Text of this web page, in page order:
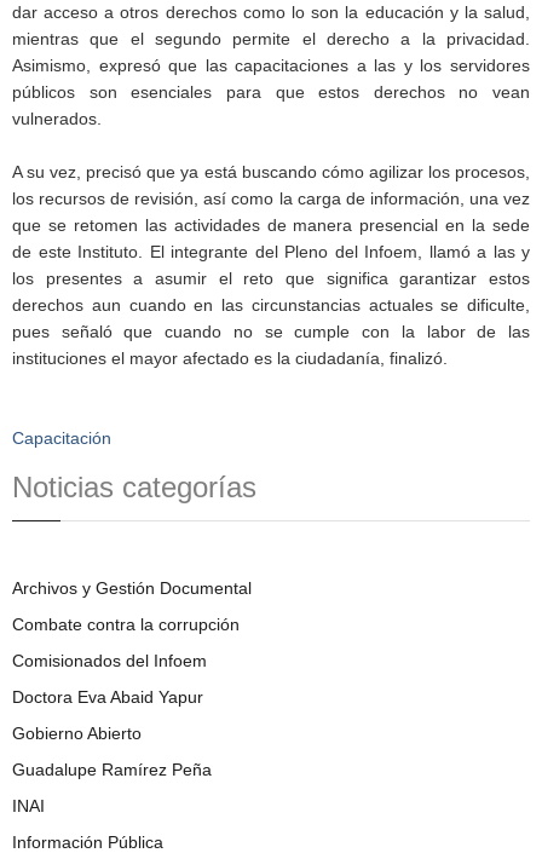
dar acceso a otros derechos como lo son la educación y la salud,
mientras que el segundo permite el derecho a la privacidad.
Asimismo, expresó que las capacitaciones a las y los servidores
públicos son esenciales para que estos derechos no vean
vulnerados.
A su vez, precisó que ya está buscando cómo agilizar los procesos,
los recursos de revisión, así como la carga de información, una vez
que se retomen las actividades de manera presencial en la sede
de este Instituto. El integrante del Pleno del Infoem, llamó a las y
los presentes a asumir el reto que significa garantizar estos
derechos aun cuando en las circunstancias actuales se dificulte,
pues señaló que cuando no se cumple con la labor de las
instituciones el mayor afectado es la ciudadanía, finalizó.
Capacitación
Noticias categorías
Archivos y Gestión Documental
Combate contra la corrupción
Comisionados del Infoem
Doctora Eva Abaid Yapur
Gobierno Abierto
Guadalupe Ramírez Peña
INAI
Información Pública